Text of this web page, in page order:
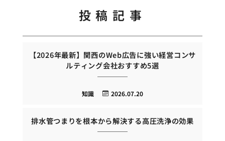
投稿記事
【2026年最新】関西のWeb広告に強い経営コンサ
ルティング会社おすすめ5選
2026.07.20
知識
排水管つまりを根本から解決する高圧洗浄の効果